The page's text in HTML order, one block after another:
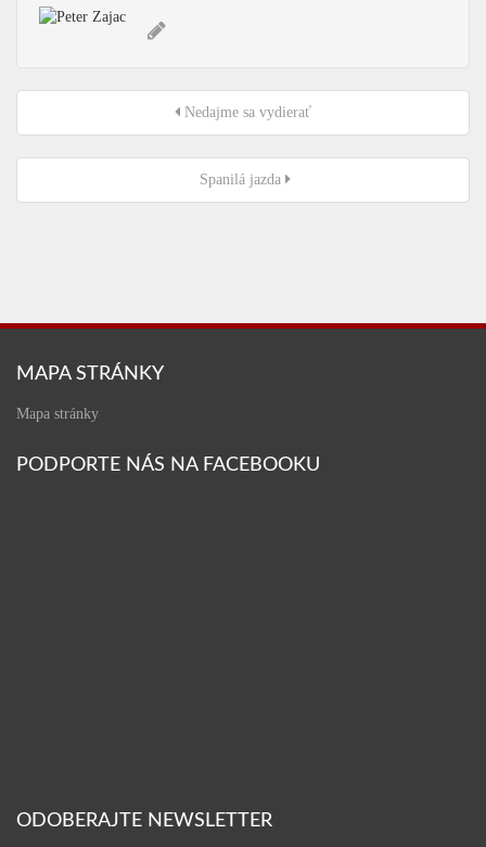
Nedajme sa vydierať
Spanilá jazda
MAPA STRÁNKY
Mapa stránky
PODPORTE NÁS NA FACEBOOKU
ODOBERAJTE NEWSLETTER